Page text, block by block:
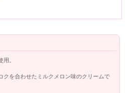
。
クを合わせたミルクメロン味のクリームで